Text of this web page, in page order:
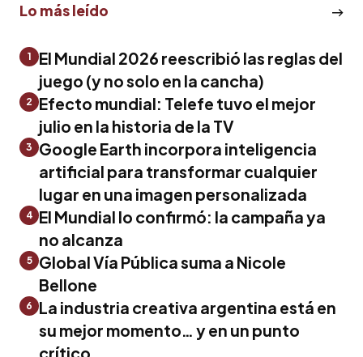
Lo más leído
1
El Mundial 2026 reescribió las reglas del
juego (y no solo en la cancha)
2
Efecto mundial: Telefe tuvo el mejor
julio en la historia de la TV
3
Google Earth incorpora inteligencia
artificial para transformar cualquier
lugar en una imagen personalizada
4 El Mundial lo confirmó: la campaña ya
no alcanza
5
Global Vía Pública suma a Nicole
Bellone
6
La industria creativa argentina está en
su mejor momento… y en un punto
crítico